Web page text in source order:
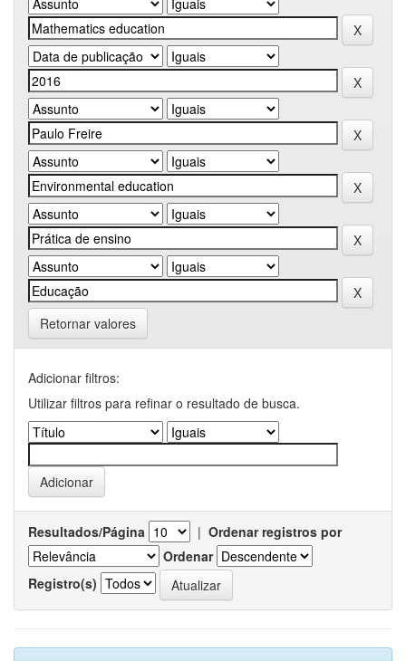
Retornar valores
Adicionar filtros:
Utilizar filtros para refinar o resultado de busca.
Resultados/Página | Ordenar registros por
Ordenar
Registro(s)